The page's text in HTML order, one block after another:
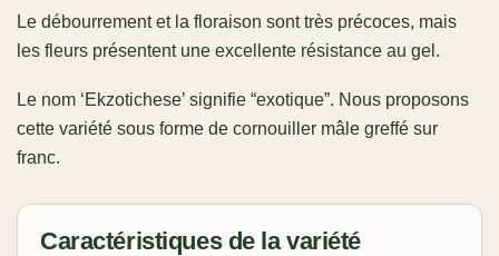
Le débourrement et la floraison sont très précoces, mais
les fleurs présentent une excellente résistance au gel.
Le nom ‘Ekzotichese’ signifie “exotique”. Nous proposons
cette variété sous forme de cornouiller mâle greffé sur
franc.
Caractéristiques de la variété